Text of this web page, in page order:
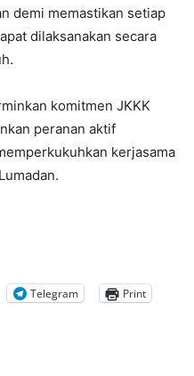
demi memastikan setiap
dilaksanakan secara
komitmen JKKK
peranan aktif
kerjasama
Telegram Print